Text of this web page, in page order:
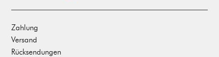
Zahlung
Versand
Rücksendungen